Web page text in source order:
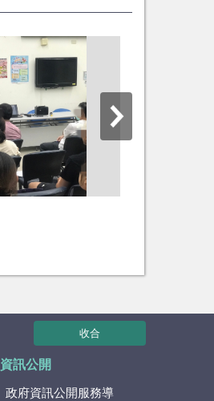
收合
資訊公開
政府資訊公開服務導